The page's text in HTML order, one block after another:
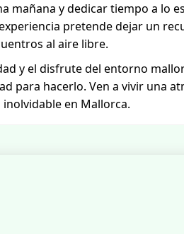
mañana y dedicar tiempo a lo
pretende dejar un
al aire libre.
y el disfrute del entorno
para hacerlo. Ven a vivir una
en Mallorca.